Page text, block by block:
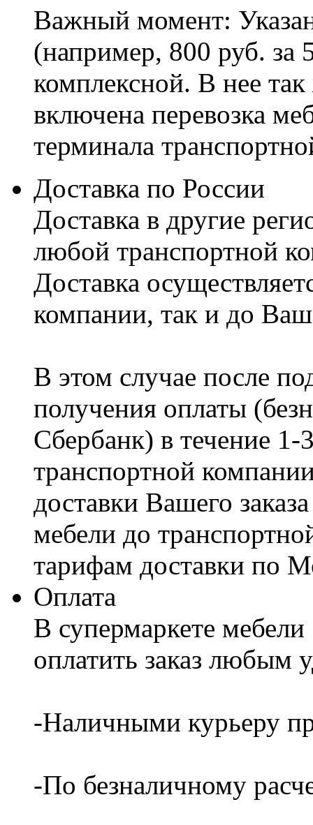
Важный момент:
(например, 800 руб. за
комплексной. В нее
включена перевозка
терминала
Доставка по России
Доставка в другие
любой транспортной
Доставка
компании, так и до
В этом случае после
получения оплаты
Сбербанк) в течение
транспортной
доставки Вашего
мебели до
тарифам доставки по
Оплата
В супермаркете
оплатить заказ любым
-Наличными курьеру
-По безналичному